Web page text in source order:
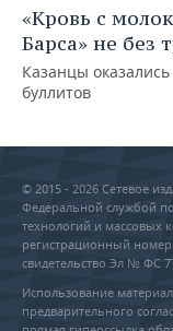
«Кровь с
Барса» не без
Казанцы
буллитов
© 2015 - 2026 Сетевое
Федеральной службой
технологий и массовых
регистрационный
свидетельство Эл № ФС
Использование
предварительного